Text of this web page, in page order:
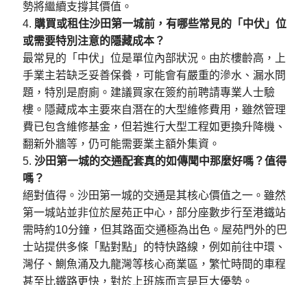
勢將繼續支撐其價值。
購買或租住沙田第一城前，有哪些常見的「中伏」位
或需要特別注意的隱藏成本？
最常見的「中伏」位是單位內部狀況。由於樓齡高，上
手業主若缺乏妥善保養，可能會有嚴重的滲水、漏水問
題，特別是廚廁。建議買家在簽約前聘請專業人士驗
樓。隱藏成本主要來自潛在的大型維修費用，雖然管理
費已包含維修基金，但若進行大型工程如更換升降機、
翻新外牆等，仍可能需要業主額外集資。
沙田第一城的交通配套真的如傳聞中那麼好嗎？值得
嗎？
絕對值得。沙田第一城的交通是其核心價值之一。雖然
第一城站並非位於屋苑正中心，部分座數步行至港鐵站
需時約10分鐘，但其路面交通極為出色。屋苑門外的巴
士站提供多條「點對點」的特快路線，例如前往中環、
灣仔、鰂魚涌及九龍灣等核心商業區，繁忙時間的車程
甚至比鐵路更快，對於上班族而言是巨大優勢。